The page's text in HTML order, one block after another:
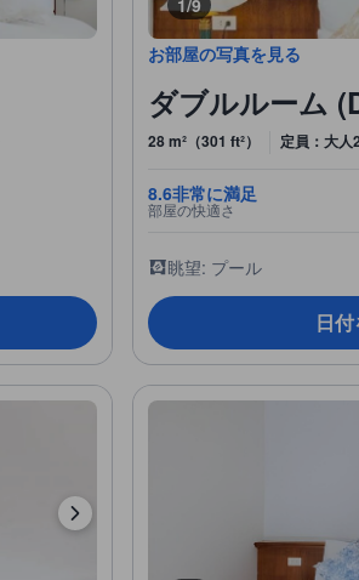
1/9
お部屋の写真を見る
ダブルルーム
28 m²（301 ft²） 定員：大人
8.6非常に満足
部屋の快適さ
眺望: プール
日